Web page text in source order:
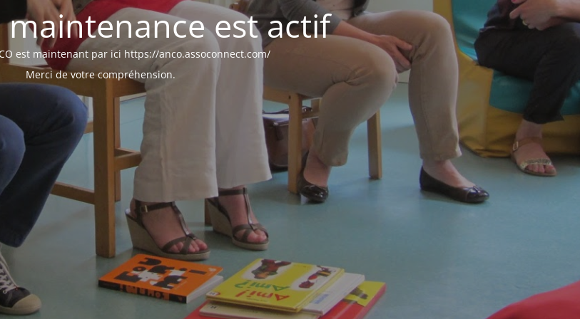
maintenance est actif
est maintenant par ici https://anco.assoconnect.com/
Merci de votre compréhension.